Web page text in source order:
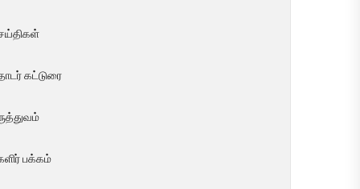
கட்டுரை
பக்கம்